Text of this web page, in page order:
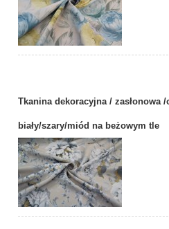
Tkanina dekoracyjna / zasłonowa
biały/szary/miód na beżowym tle